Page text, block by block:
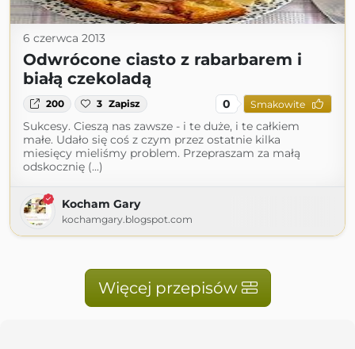
6 czerwca 2013
Odwrócone ciasto z rabarbarem i
białą czekoladą
200 3 Zapisz 0 Smakowite
Sukcesy. Cieszą nas zawsze - i te duże, i te całkiem
małe. Udało się coś z czym przez ostatnie kilka
miesięcy mieliśmy problem. Przepraszam za małą
odskocznię (...)
Kocham Gary
kochamgary.blogspot.com
Więcej przepisów